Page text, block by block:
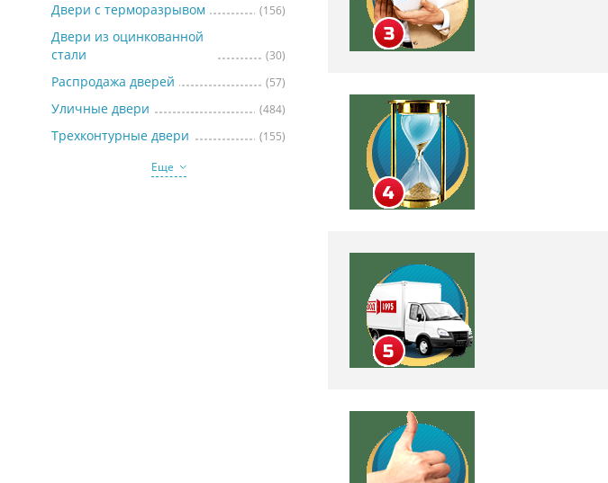
Двери с терморазрывом (156)
Двери из оцинкованной
стали
(30)
Распродажа дверей (57)
Уличные двери (484)
Трехконтурные двери
(155)
Еще